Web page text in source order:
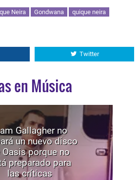
Neira Gondwana quique neira
Twitter
en Música
Gallagher no
un nuevo disco
Oasis porque no
preparado para
las críticas